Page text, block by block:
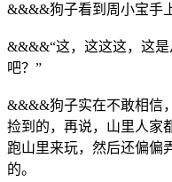
&&&&狗子看到周小宝手
&&&&“这，这这这，这
吧？”
&&&&狗子实在不敢相信
捡到的，再说，山里人家
跑山里来玩，然后还偏偏
的。